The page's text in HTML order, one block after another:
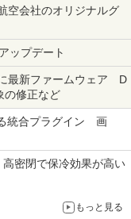
空会社のオリジナルグ
ップデート
最新ファームウェア D
の修正など
統合プラグイン 画
密閉で保冷効果が高い
もっと見る